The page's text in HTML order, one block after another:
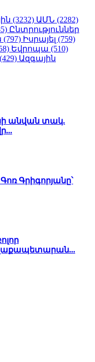
(3232) ԱՄՆ (2282)
Ընտրություններ
(797) Իսրայել (759)
Եվրոպա (510)
(429) Ազգային
անվան տակ.
Գրիգորյանը՝